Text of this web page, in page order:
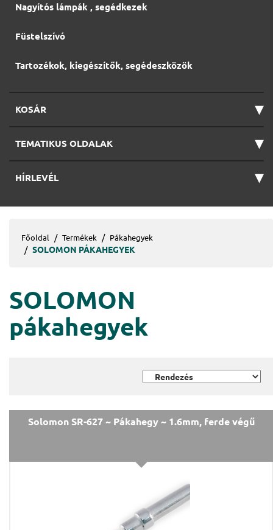
Nagyítós lámpák , segédkezek
Füstelszívó
Tartozékok, kiegészítők, segédeszközök
KOSÁR ▾
TEMATIKUS OLDALAK ▾
HÍRLEVÉL ▾
Főoldal Termékek Pákahegyek
SOLOMON PÁKAHEGYEK
SOLOMON
pákahegyek
Solomon SR-627 ~ Pákahegy ~ 1.6mm, ferde végű